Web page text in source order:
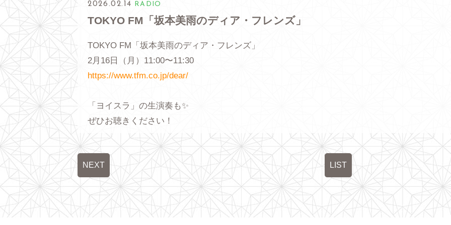
2026.02.14 RADIO
TOKYO FM「坂本美雨のディア・フレンズ」
TOKYO FM「坂本美雨のディア・フレンズ」
2月16日（月）11:00〜11:30
https://www.tfm.co.jp/dear/
「ヨイスラ」の生演奏も✨
ぜひお聴きください！
NEXT LIST